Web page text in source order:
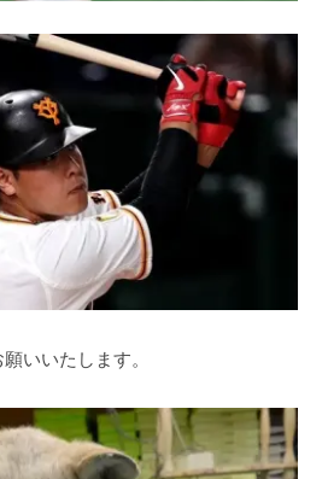
いいたします。